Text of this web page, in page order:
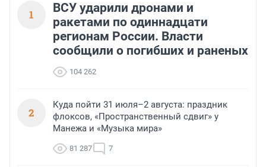
1
ВСУ ударили дронами и
ракетами по одиннадцати
регионам России. Власти
сообщили о погибших и раненых
104 262
2
Куда пойти 31 июля–2 августа: праздник
флоксов, «Пространственный сдвиг» у
Манежа и «Музыка мира»
81 287 7